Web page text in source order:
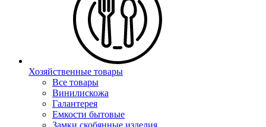
Хозяйственные товары
Все товары
Винилискожа
Галантерея
Емкости бытовые
Замки.скобянные изделия